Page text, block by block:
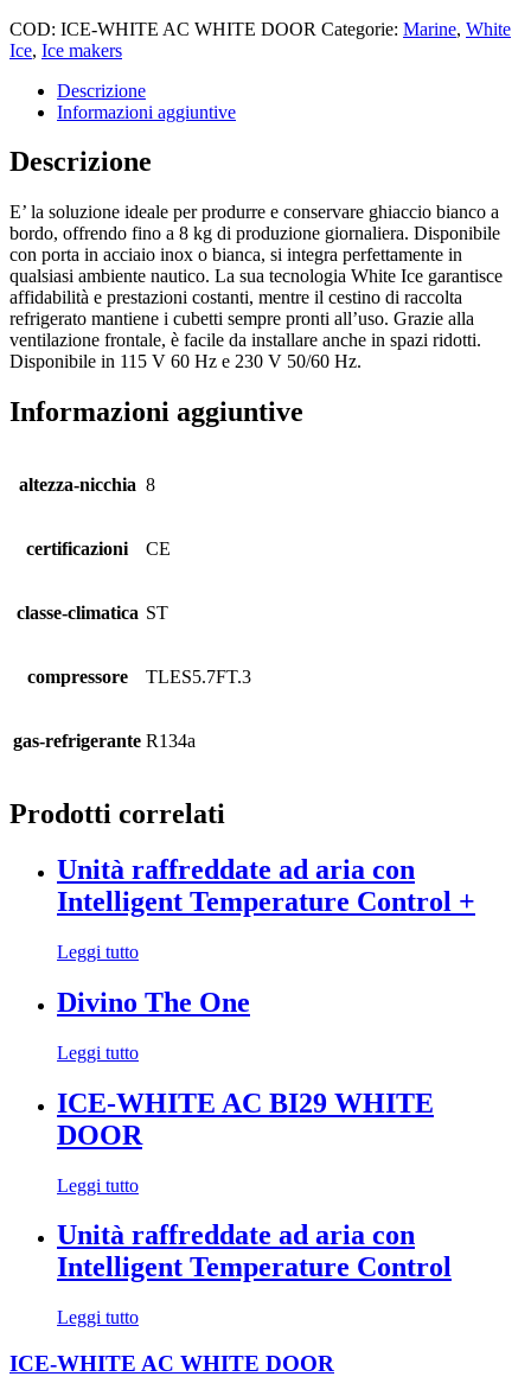
COD: ICE-WHITE AC WHITE DOOR Categorie: Marine, White
Ice, Ice makers
Descrizione
Informazioni aggiuntive
Descrizione
E’ la soluzione ideale per produrre e conservare ghiaccio bianco a
bordo, offrendo fino a 8 kg di produzione giornaliera. Disponibile
con porta in acciaio inox o bianca, si integra perfettamente in
qualsiasi ambiente nautico. La sua tecnologia White Ice garantisce
affidabilità e prestazioni costanti, mentre il cestino di raccolta
refrigerato mantiene i cubetti sempre pronti all’uso. Grazie alla
ventilazione frontale, è facile da installare anche in spazi ridotti.
Disponibile in 115 V 60 Hz e 230 V 50/60 Hz.
Informazioni aggiuntive
altezza-nicchia 8
certificazioni CE
classe-climatica ST
compressore TLES5.7FT.3
gas-refrigerante R134a
Prodotti correlati
Unità raffreddate ad aria con
Intelligent Temperature Control +
Leggi tutto
Divino The One
Leggi tutto
ICE-WHITE AC BI29 WHITE
DOOR
Leggi tutto
Unità raffreddate ad aria con
Intelligent Temperature Control
Leggi tutto
ICE-WHITE AC WHITE DOOR